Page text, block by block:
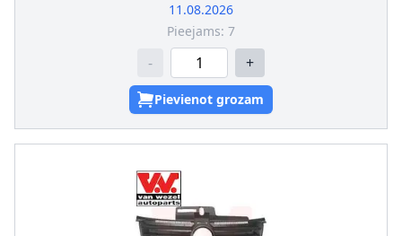
11.08.2026
Pieejams: 7
- +
Pievienot grozam